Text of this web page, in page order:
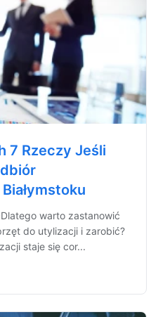
7 Rzeczy Jeśli
warto zastanowić
do utylizacji i zarobić?
staje się cor...